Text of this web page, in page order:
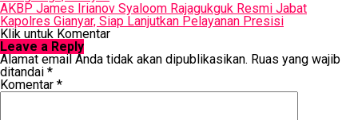
AKBP James Irianov Syaloom Rajagukguk Resmi Jabat
Kapolres Gianyar, Siap Lanjutkan Pelayanan Presisi
Klik untuk Komentar
Leave a Reply
Alamat email Anda tidak akan dipublikasikan. Ruas yang wajib
ditandai *
Komentar *